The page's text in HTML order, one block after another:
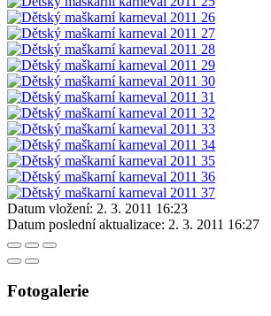
Datum vložení: 2. 3. 2011 16:23
Datum poslední aktualizace: 2. 3. 2011 16:27
Fotogalerie